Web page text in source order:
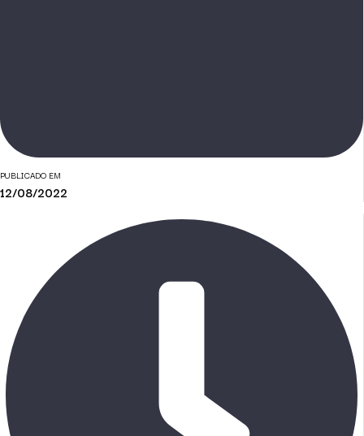
PUBLICADO EM
12/08/2022